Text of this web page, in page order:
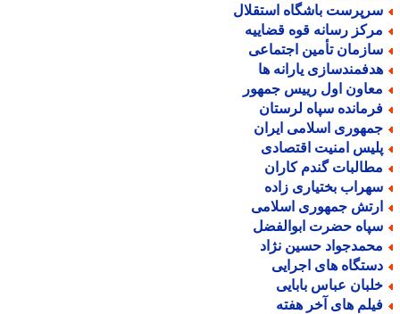
باشگاه استقلال
رسانه قوه قضاییه
تأمین اجتماعی
یارانه ها
اول رییس جمهور
سپاه لرستان
اسلامی ایران
امنیت اقتصادی
گندم کاران
بختیاری زاده
جمهوری اسلامی
حضرت ابوالفضل
حسین نژاد
های اجرایی
عباس بابایی
های آخر هفته